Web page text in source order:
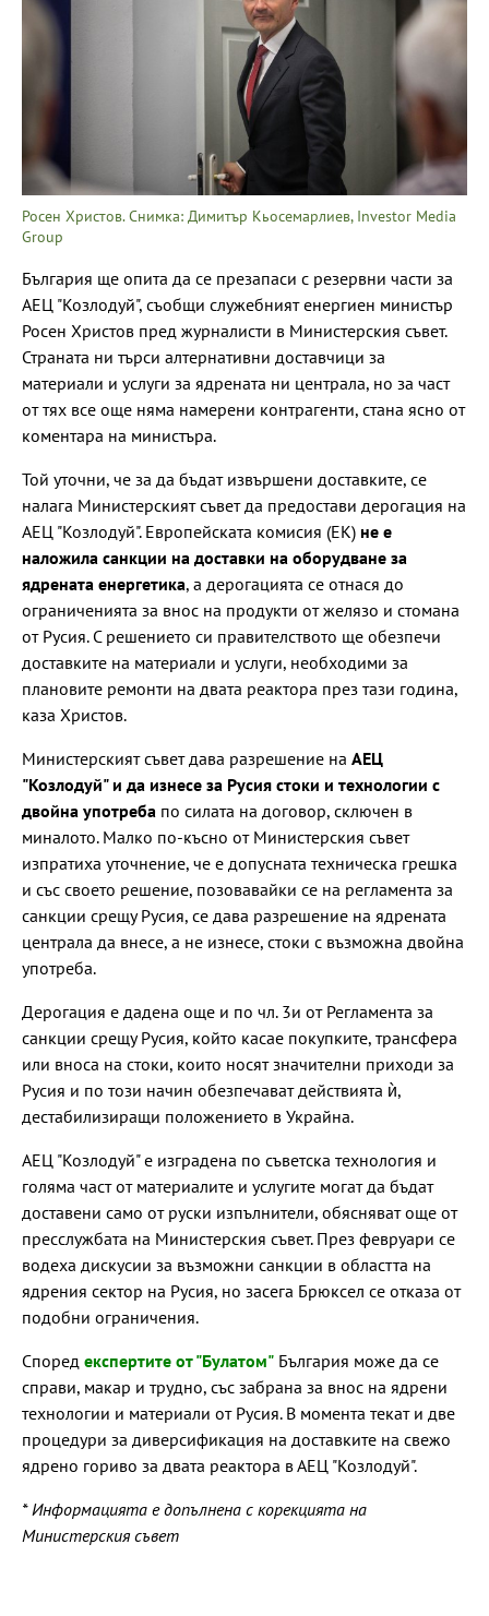
Росен Христов. Снимка: Димитър Кьосемарлиев, Investor Media
Group
България ще опита да се презапаси с резервни части за
АЕЦ "Козлодуй", съобщи служебният енергиен министър
Росен Христов пред журналисти в Министерския съвет.
Страната ни търси алтернативни доставчици за
материали и услуги за ядрената ни централа, но за част
от тях все още няма намерени контрагенти, стана ясно от
коментара на министъра.
Той уточни, че за да бъдат извършени доставките, се
налага Министерският съвет да предостави дерогация на
АЕЦ "Козлодуй". Европейската комисия (ЕК) не е
наложила санкции на доставки на оборудване за
ядрената енергетика, а дерогацията се отнася до
ограниченията за внос на продукти от желязо и стомана
от Русия. С решението си правителството ще обезпечи
доставките на материали и услуги, необходими за
плановите ремонти на двата реактора през тази година,
каза Христов.
Министерският съвет дава разрешение на АЕЦ
"Козлодуй" и да изнесе за Русия стоки и технологии с
двойна употреба по силата на договор, сключен в
миналото. Малко по-късно от Министерския съвет
изпратиха уточнение, че е допусната техническа грешка
и със своето решение, позовавайки се на регламента за
санкции срещу Русия, се дава разрешение на ядрената
централа да внесе, а не изнесе, стоки с възможна двойна
употреба.
Дерогация е дадена още и по чл. 3и от Регламента за
санкции срещу Русия, който касае покупките, трансфера
или вноса на стоки, които носят значителни приходи за
Русия и по този начин обезпечават действията ѝ,
дестабилизиращи положението в Украйна.
АЕЦ "Козлодуй" е изградена по съветска технология и
голяма част от материалите и услугите могат да бъдат
доставени само от руски изпълнители, обясняват още от
пресслужбата на Министерския съвет. През февруари се
водеха дискусии за възможни санкции в областта на
ядрения сектор на Русия, но засега Брюксел се отказа от
подобни ограничения.
Според експертите от "Булатом" България може да се
справи, макар и трудно, със забрана за внос на ядрени
технологии и материали от Русия. В момента текат и две
процедури за диверсификация на доставките на свежо
ядрено гориво за двата реактора в АЕЦ "Козлодуй".
* Информацията е допълнена с корекцията на
Министерския съвет